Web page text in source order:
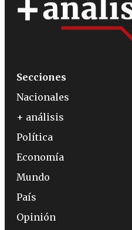
Secciones
Nacionales
+ análisis
Política
Economía
Mundo
País
Opinión